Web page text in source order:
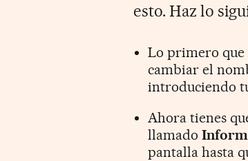
esto. Haz lo
Lo primero
cambiar el
introduciendo
Ahora tienes
llamado
pantalla hasta